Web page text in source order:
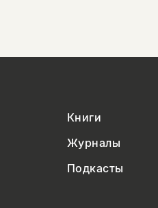
Книги
Журналы
Подкасты